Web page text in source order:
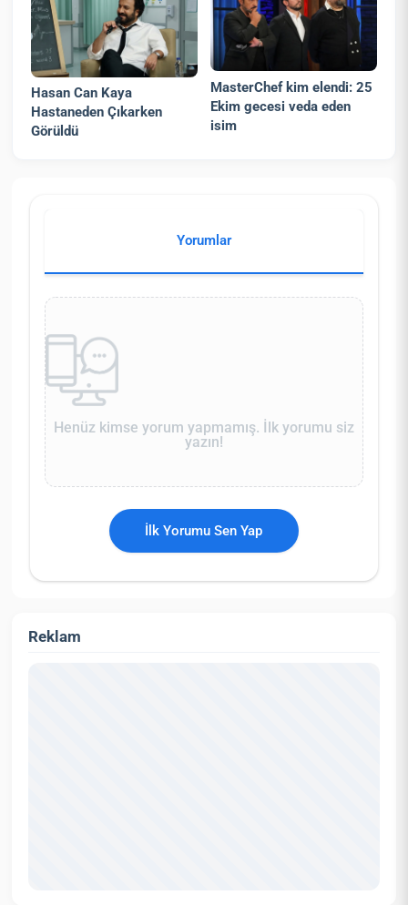
Hasan Can Kaya
Hastaneden Çıkarken
Görüldü
MasterChef kim elendi: 25
Ekim gecesi veda eden
isim
Yorumlar
Henüz kimse yorum yapmamış. İlk yorumu siz
yazın!
İlk Yorumu Sen Yap
Reklam